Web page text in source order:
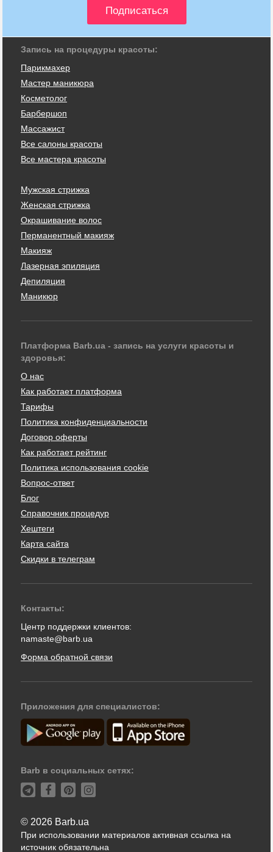
Запись на процедуры красоты:
Парикмахер
Мастер маникюра
Косметолог
Барбершоп
Массажист
Все салоны красоты
Все мастера красоты
Мужская стрижка
Женская стрижка
Окрашивание волос
Перманентный макияж
Макияж
Лазерная эпиляция
Депиляция
Маникюр
Платформа Barb.ua - запись на услуги красоты и
здоровья:
О нас
Как работает платформа
Тарифы
Политика конфиденциальности
Договор оферты
Как работает рейтинг
Политика использования cookie
Вопрос-ответ
Блог
Справочник процедур
Хештеги
Карта сайта
Скидки в телеграм
Контакты:
Центр поддержки клиентов:
namaste@barb.ua
Форма обратной связи
Приложения для специалистов:
Barb в социальных сетях:
© 2026 Barb.ua
При использовании материалов активная ссылка на
источник обязательна